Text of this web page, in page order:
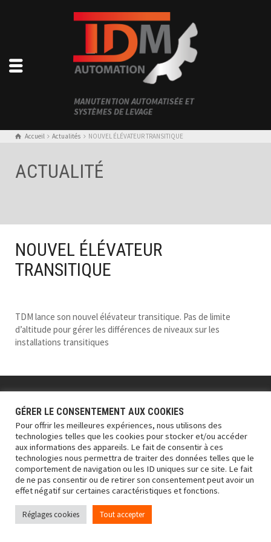
Accueil Actualités NOUVEL ÉLÉVATEUR TRANSITIQUE
ACTUALITÉ
NOUVEL ÉLÉVATEUR
TRANSITIQUE
TDM lance son nouvel élévateur transitique. Pas de limite
d’altitude pour gérer les différences de niveaux sur les
installations transitiques
Mentions légales
GÉRER LE CONSENTEMENT AUX COOKIES
Pour offrir les meilleures expériences, nous utilisons des
technologies telles que les cookies pour stocker et/ou accéder
aux informations des appareils. Le fait de consentir à ces
technologies nous permettra de traiter des données telles que le
comportement de navigation ou les ID uniques sur ce site. Le fait
de ne pas consentir ou de retirer son consentement peut avoir un
effet négatif sur certaines caractéristiques et fonctions.
Réglages cookies Tout accepter